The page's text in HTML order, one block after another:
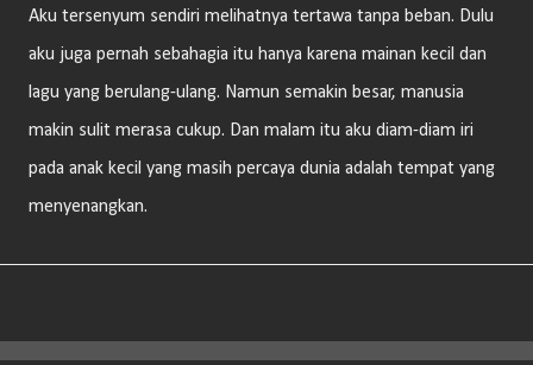
Aku tersenyum sendiri melihatnya tertawa tanpa beban. Dulu
aku juga pernah sebahagia itu hanya karena mainan kecil dan
lagu yang berulang-ulang. Namun semakin besar, manusia
makin sulit merasa cukup. Dan malam itu aku diam-diam iri
pada anak kecil yang masih percaya dunia adalah tempat yang
menyenangkan.